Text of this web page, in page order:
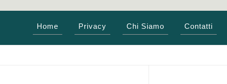
Home Privacy Chi Siamo Contatti